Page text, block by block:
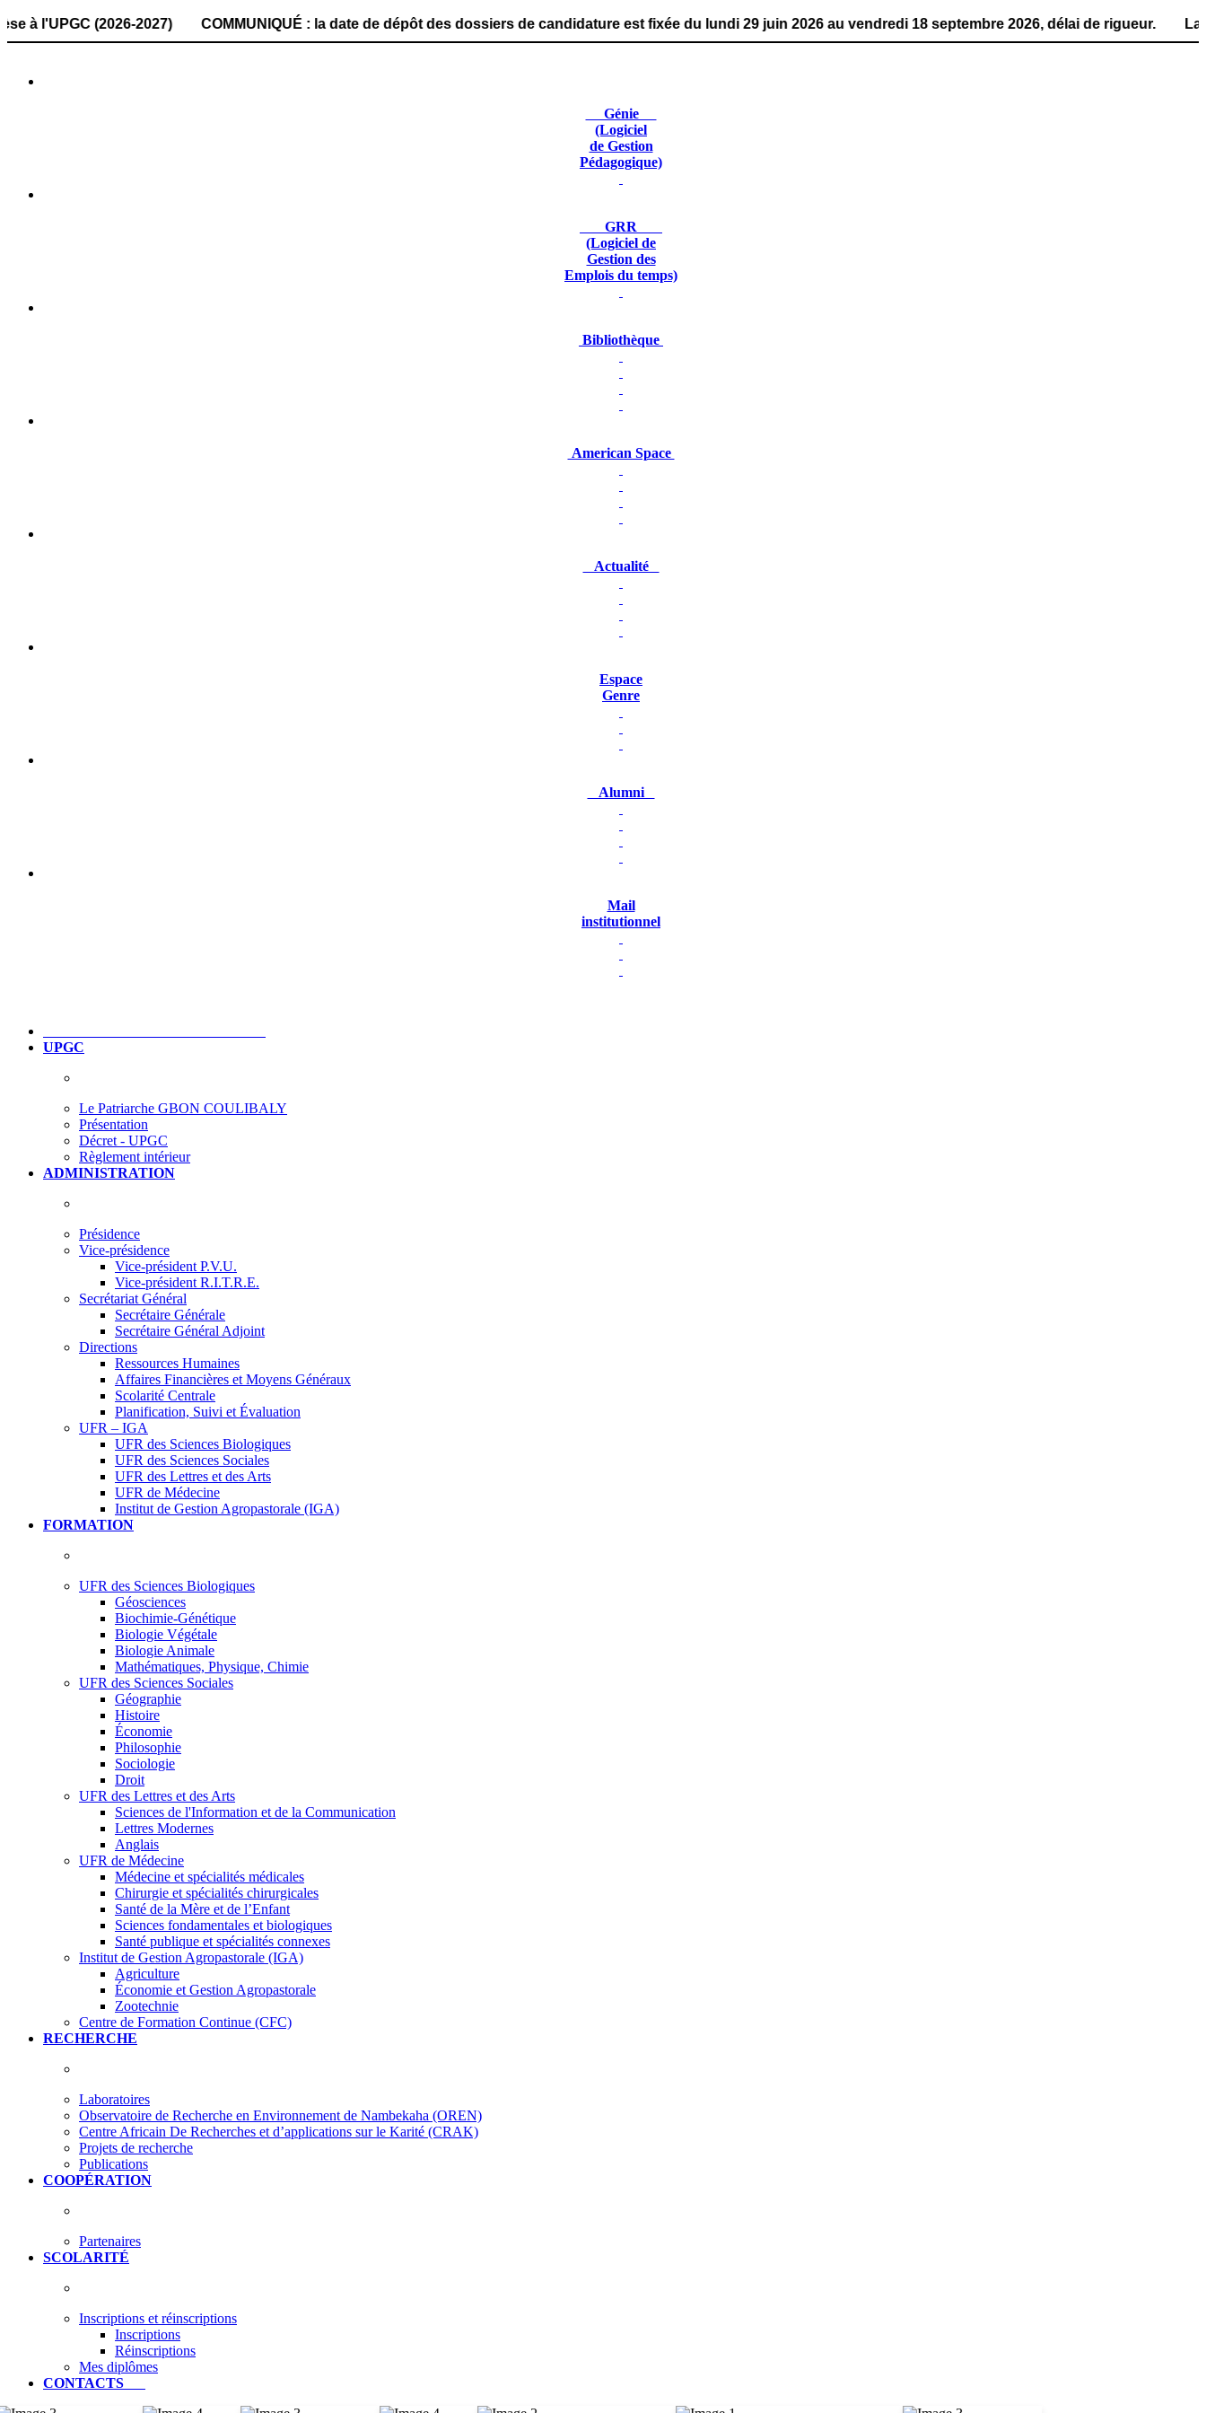
(2026-2027) COMMUNIQUÉ : la date de dépôt des dossiers de candidature est fixée du lundi 29 juin 2026 au vendredi 18 septembre 2026, délai de rigueur. La
Génie
(Logiciel
de Gestion
Pédagogique)
GRR
(Logiciel de
Gestion des
Emplois du temps)
Bibliothèque
American Space
Actualité
Espace
Genre
Alumni
Mail
institutionnel
UPGC
Le Patriarche GBON COULIBALY
Présentation
Décret - UPGC
Règlement intérieur
ADMINISTRATION
Présidence
Vice-présidence
Vice-président P.V.U.
Vice-président R.I.T.R.E.
Secrétariat Général
Secrétaire Générale
Secrétaire Général Adjoint
Directions
Ressources Humaines
Affaires Financières et Moyens Généraux
Scolarité Centrale
Planification, Suivi et Évaluation
UFR – IGA
UFR des Sciences Biologiques
UFR des Sciences Sociales
UFR des Lettres et des Arts
UFR de Médecine
Institut de Gestion Agropastorale (IGA)
FORMATION
UFR des Sciences Biologiques
Géosciences
Biochimie-Génétique
Biologie Végétale
Biologie Animale
Mathématiques, Physique, Chimie
UFR des Sciences Sociales
Géographie
Histoire
Économie
Philosophie
Sociologie
Droit
UFR des Lettres et des Arts
Sciences de l'Information et de la Communication
Lettres Modernes
Anglais
UFR de Médecine
Médecine et spécialités médicales
Chirurgie et spécialités chirurgicales
Santé de la Mère et de l’Enfant
Sciences fondamentales et biologiques
Santé publique et spécialités connexes
Institut de Gestion Agropastorale (IGA)
Agriculture
Économie et Gestion Agropastorale
Zootechnie
Centre de Formation Continue (CFC)
RECHERCHE
Laboratoires
Observatoire de Recherche en Environnement de Nambekaha (OREN)
Centre Africain De Recherches et d’applications sur le Karité (CRAK)
Projets de recherche
Publications
COOPÉRATION
Partenaires
SCOLARITÉ
Inscriptions et réinscriptions
Inscriptions
Réinscriptions
Mes diplômes
CONTACTS